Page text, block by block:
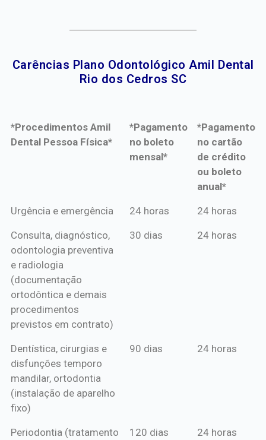
Carências Plano Odontológico Amil Dental
Rio dos Cedros SC​
*Procedimentos Amil
Dental Pessoa Física*
*Pagamento
no boleto
mensal*
*Pagamento
no cartão
de crédito
ou boleto
anual*
*Procedimentos Amil
*Pagamento
mensal*
*Pagamento
de crédito
Urgência e emergência 24 horas 24 horas
Consulta, diagnóstico,
odontologia preventiva
e radiologia
(documentação
ortodôntica e demais
procedimentos
previstos em contrato)
30 dias 24 horas
Dentística, cirurgias e
disfunções temporo
mandilar, ortodontia
(instalação de aparelho
fixo)
90 dias 24 horas
Periodontia (tratamento
120 dias 24 horas